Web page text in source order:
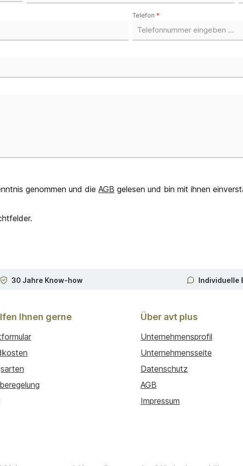
Telefon *
genommen und die AGB gelesen und bin mit ihnen
30 Jahre Know-how Individuelle
Ihnen gerne Über avt plus
Unternehmensprofil
Unternehmensseite
Datenschutz
AGB
Impressum